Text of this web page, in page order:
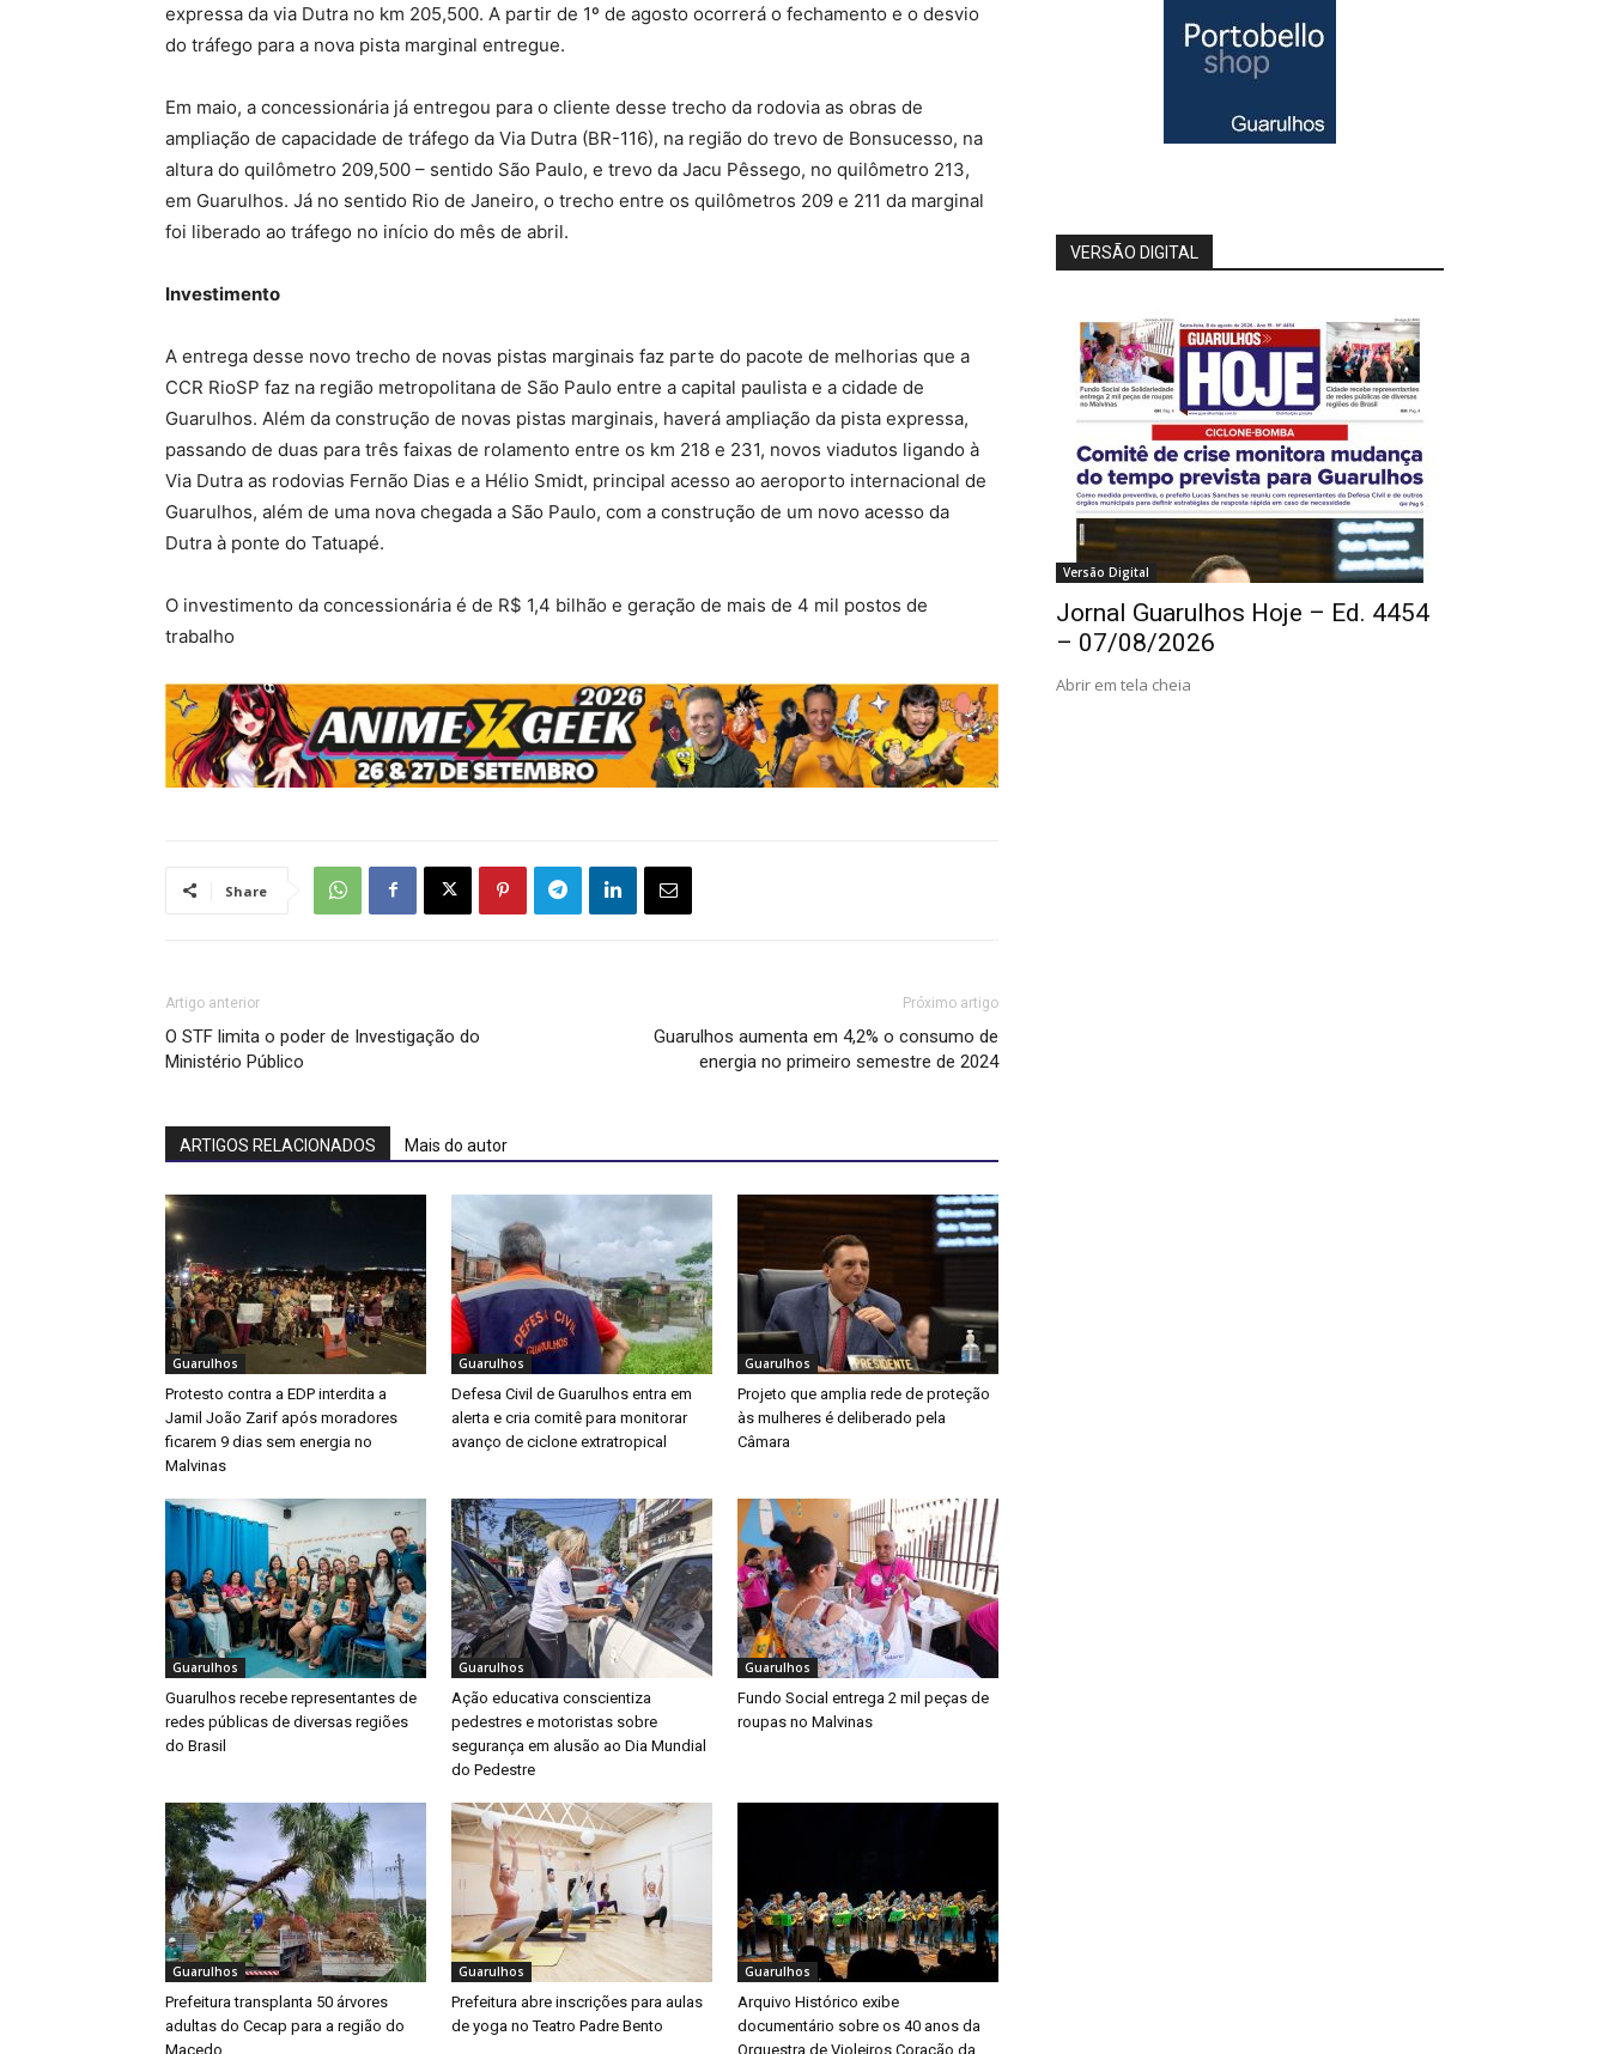
expressa da via Dutra no km 205,500. A partir de 1º de agosto ocorrerá o fechamento e o desvio
do tráfego para a nova pista marginal entregue.
Em maio, a concessionária já entregou para o cliente desse trecho da rodovia as obras de
ampliação de capacidade de tráfego da Via Dutra (BR-116), na região do trevo de Bonsucesso, na
altura do quilômetro 209,500 – sentido São Paulo, e trevo da Jacu Pêssego, no quilômetro 213,
em Guarulhos. Já no sentido Rio de Janeiro, o trecho entre os quilômetros 209 e 211 da marginal
foi liberado ao tráfego no início do mês de abril.
Investimento
A entrega desse novo trecho de novas pistas marginais faz parte do pacote de melhorias que a
CCR RioSP faz na região metropolitana de São Paulo entre a capital paulista e a cidade de
Guarulhos. Além da construção de novas pistas marginais, haverá ampliação da pista expressa,
passando de duas para três faixas de rolamento entre os km 218 e 231, novos viadutos ligando à
Via Dutra as rodovias Fernão Dias e a Hélio Smidt, principal acesso ao aeroporto internacional de
Guarulhos, além de uma nova chegada a São Paulo, com a construção de um novo acesso da
Dutra à ponte do Tatuapé.
O investimento da concessionária é de R$ 1,4 bilhão e geração de mais de 4 mil postos de
trabalho
Share
Artigo anterior
O STF limita o poder de Investigação do
Ministério Público
Próximo artigo
Guarulhos aumenta em 4,2% o consumo de
energia no primeiro semestre de 2024
ARTIGOS RELACIONADOS Mais do autor
Guarulhos
Protesto contra a EDP interdita a
Jamil João Zarif após moradores
ficarem 9 dias sem energia no
Malvinas
Guarulhos
Defesa Civil de Guarulhos entra em
alerta e cria comitê para monitorar
avanço de ciclone extratropical
Guarulhos
Projeto que amplia rede de proteção
às mulheres é deliberado pela
Câmara
Guarulhos
Guarulhos recebe representantes de
redes públicas de diversas regiões
do Brasil
Guarulhos
Ação educativa conscientiza
pedestres e motoristas sobre
segurança em alusão ao Dia Mundial
do Pedestre
Guarulhos
Fundo Social entrega 2 mil peças de
roupas no Malvinas
Guarulhos
Prefeitura transplanta 50 árvores
adultas do Cecap para a região do
Macedo
Guarulhos
Prefeitura abre inscrições para aulas
de yoga no Teatro Padre Bento
Guarulhos
Arquivo Histórico exibe
documentário sobre os 40 anos da
Orquestra de Violeiros Coração da
VERSÃO DIGITAL
Versão Digital
Jornal Guarulhos Hoje – Ed. 4454
– 07/08/2026
Abrir em tela cheia